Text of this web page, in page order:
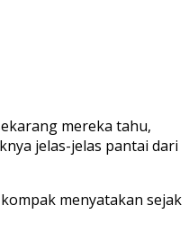
mereka tahu,
jelas-jelas pantai dari
menyatakan sejak